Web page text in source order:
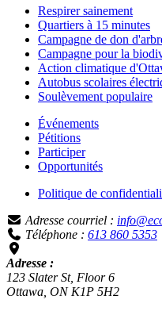
Respirer sainement
Quartiers à 15 minutes
Campagne de don
Campagne pour la
Action climatique
Autobus scolaires
Soulèvement populaire
Événements
Pétitions
Participer
Opportunités
Politique de
Adresse courriel :
Téléphone : 613 860 5353
Adresse :
123 Slater St, Floor 6
Ottawa, ON K1P 5H2